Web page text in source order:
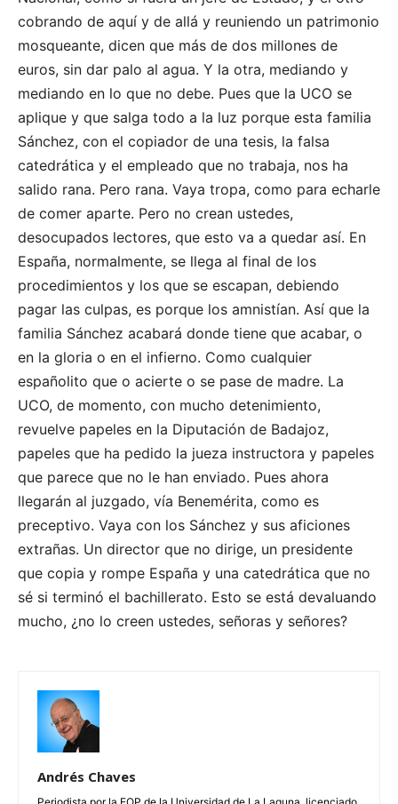
cobrando de aquí y de allá y reuniendo un patrimonio
mosqueante, dicen que más de dos millones de
euros, sin dar palo al agua. Y la otra, mediando y
mediando en lo que no debe. Pues que la UCO se
aplique y que salga todo a la luz porque esta familia
Sánchez, con el copiador de una tesis, la falsa
catedrática y el empleado que no trabaja, nos ha
salido rana. Pero rana. Vaya tropa, como para echarle
de comer aparte. Pero no crean ustedes,
desocupados lectores, que esto va a quedar así. En
España, normalmente, se llega al final de los
procedimientos y los que se escapan, debiendo
pagar las culpas, es porque los amnistían. Así que la
familia Sánchez acabará donde tiene que acabar, o
en la gloria o en el infierno. Como cualquier
españolito que o acierte o se pase de madre. La
UCO, de momento, con mucho detenimiento,
revuelve papeles en la Diputación de Badajoz,
papeles que ha pedido la jueza instructora y papeles
que parece que no le han enviado. Pues ahora
llegarán al juzgado, vía Benemérita, como es
preceptivo. Vaya con los Sánchez y sus aficiones
extrañas. Un director que no dirige, un presidente
que copia y rompe España y una catedrática que no
sé si terminó el bachillerato. Esto se está devaluando
mucho, ¿no lo creen ustedes, señoras y señores?
Andrés Chaves